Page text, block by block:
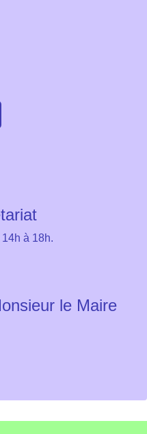
à 18h.
le Maire